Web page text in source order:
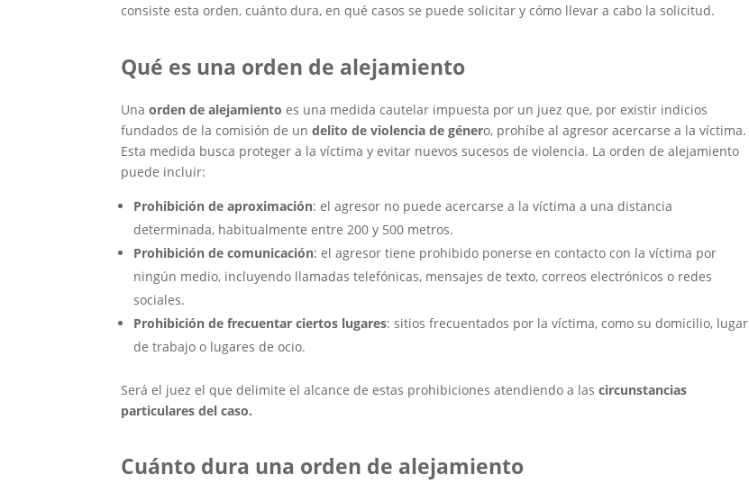
consiste esta orden, cuánto dura, en qué casos se puede solicitar y cómo llevar a cabo la solicitud.
Qué es una orden de alejamiento
Unaorden de alejamiento es una medida cautelar impuesta por un juez que, por existir indicios
fundados de la comisión de undelito de violencia de género, prohíbe al agresor acercarse a la víctima.
Esta medida busca proteger a la víctima y evitar nuevos sucesos de violencia. La orden de alejamiento
puede incluir:
Prohibición de aproximación: el agresor no puede acercarse a la víctima a una distancia
determinada, habitualmente entre 200 y 500 metros.
Prohibición de comunicación: el agresor tiene prohibido ponerse en contacto con la víctima por
ningún medio, incluyendo llamadas telefónicas, mensajes de texto, correos electrónicos o redes
sociales.
Prohibición de frecuentar ciertos lugares: sitios frecuentados por la víctima, como su domicilio, lugar
de trabajo o lugares de ocio.
Será el juez el que delimite el alcance de estas prohibiciones atendiendo a las circunstancias
particulares del caso.
Cuánto dura una orden de alejamiento